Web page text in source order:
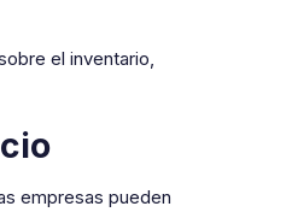
el inventario,
empresas pueden